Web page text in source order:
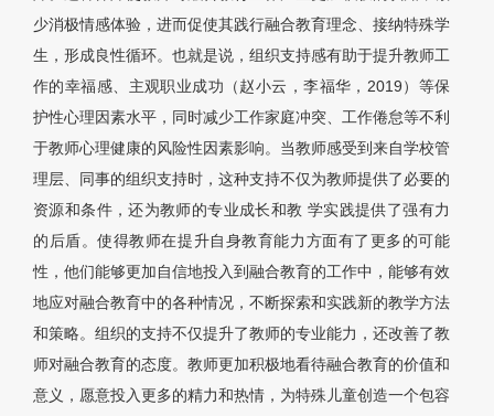
少消极情感体验，进而促使其践行融合教育理念、接纳特殊学
生，形成良性循环。也就是说，组织支持感有助于提升教师工
作的幸福感、主观职业成功（赵小云，李福华，2019）等保
护性心理因素水平，同时减少工作家庭冲突、工作倦怠等不利
于教师心理健康的风险性因素影响。当教师感受到来自学校管
理层、同事的组织支持时，这种支持不仅为教师提供了必要的
资源和条件，还为教师的专业成长和教 学实践提供了强有力
的后盾。使得教师在提升自身教育能力方面有了更多的可能
性，他们能够更加自信地投入到融合教育的工作中，能够有效
地应对融合教育中的各种情况，不断探索和实践新的教学方法
和策略。组织的支持不仅提升了教师的专业能力，还改善了教
师对融合教育的态度。教师更加积极地看待融合教育的价值和
意义，愿意投入更多的精力和热情，为特殊儿童创造一个包容